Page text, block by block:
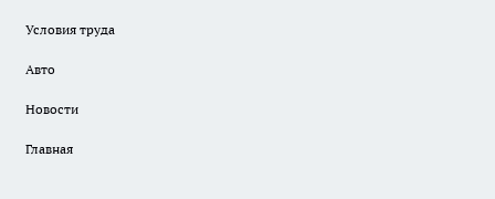
Условия труда
Авто
Новости
Главная